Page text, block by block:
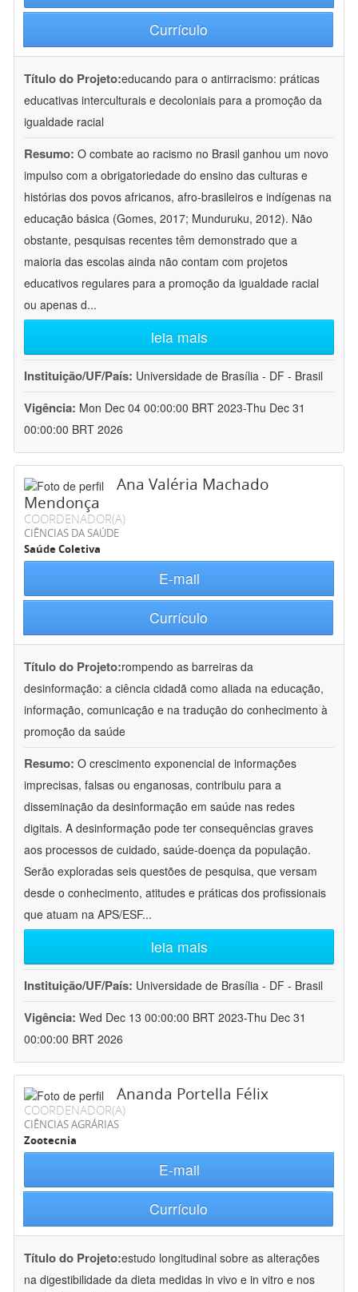
Currículo
Título do Projeto:educando para o antirracismo: práticas
educativas interculturais e decoloniais para a promoção da
igualdade racial
Resumo: O combate ao racismo no Brasil ganhou um novo
impulso com a obrigatoriedade do ensino das culturas e
histórias dos povos africanos, afro-brasileiros e indígenas na
educação básica (Gomes, 2017; Munduruku, 2012). Não
obstante, pesquisas recentes têm demonstrado que a
maioria das escolas ainda não contam com projetos
educativos regulares para a promoção da igualdade racial
ou apenas d...
leia mais
Instituição/UF/País: Universidade de Brasília - DF - Brasil
Vigência: Mon Dec 04 00:00:00 BRT 2023-Thu Dec 31
00:00:00 BRT 2026
Ana Valéria Machado
Mendonça
COORDENADOR(A)
CIÊNCIAS DA SAÚDE
Saúde Coletiva
E-mail
Currículo
Título do Projeto:rompendo as barreiras da
desinformação: a ciência cidadã como aliada na educação,
informação, comunicação e na tradução do conhecimento à
promoção da saúde
Resumo: O crescimento exponencial de informações
imprecisas, falsas ou enganosas, contribuiu para a
disseminação da desinformação em saúde nas redes
digitais. A desinformação pode ter consequências graves
aos processos de cuidado, saúde-doença da população.
Serão exploradas seis questões de pesquisa, que versam
desde o conhecimento, atitudes e práticas dos profissionais
que atuam na APS/ESF...
leia mais
Instituição/UF/País: Universidade de Brasília - DF - Brasil
Vigência: Wed Dec 13 00:00:00 BRT 2023-Thu Dec 31
00:00:00 BRT 2026
Ananda Portella Félix
COORDENADOR(A)
CIÊNCIAS AGRÁRIAS
Zootecnia
E-mail
Currículo
Título do Projeto:estudo longitudinal sobre as alterações
na digestibilidade da dieta medidas in vivo e in vitro e nos